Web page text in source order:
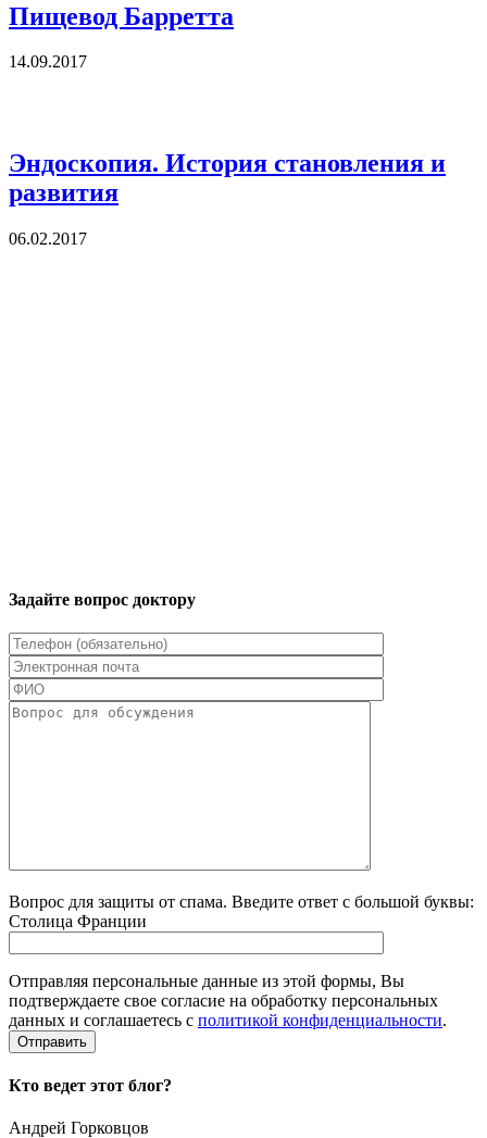
Пищевод Барретта
14.09.2017
Эндоскопия. История становления и
развития
06.02.2017
Задайте вопрос доктору
Вопрос для защиты от спама. Введите ответ с большой буквы:
Столица Франции
Отправляя персональные данные из этой формы, Вы
подтверждаете свое согласие на обработку персональных
данных и соглашаетесь с политикой конфиденциальности.
Кто ведет этот блог?
Андрей Горковцов